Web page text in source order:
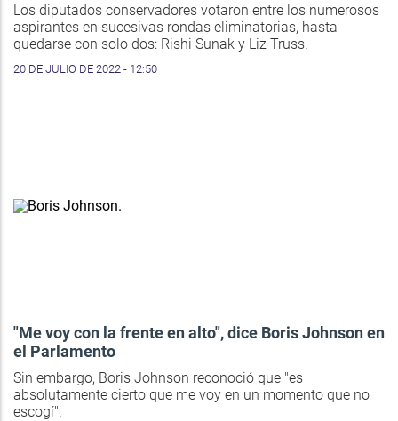
Los diputados conservadores votaron entre los numerosos
aspirantes en sucesivas rondas eliminatorias, hasta
quedarse con solo dos: Rishi Sunak y Liz Truss.
20 DE JULIO DE 2022 - 12:50
"Me voy con la frente en alto", dice Boris Johnson en
el Parlamento
Sin embargo, Boris Johnson reconoció que "es
absolutamente cierto que me voy en un momento que no
escogí".